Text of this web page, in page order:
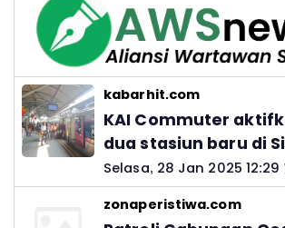
kabarhit.com
KAI Commuter
dua stasiun baru di
Selasa, 28 Jan 2025 12:29
zonaperistiwa.com